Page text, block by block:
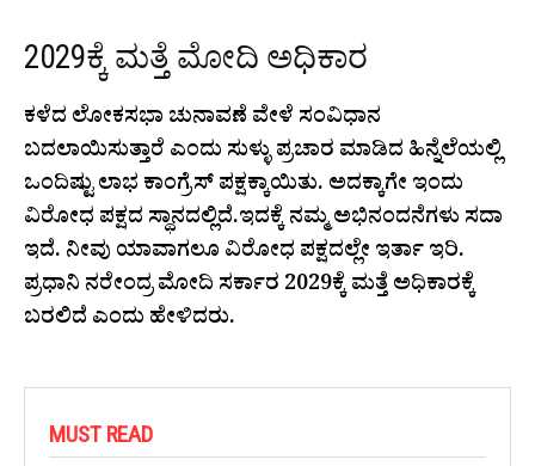
2029ಕ್ಕೆ ಮತ್ತೆ ಮೋದಿ ಅಧಿಕಾರ
ಕಳೆದ ಲೋಕಸಭಾ ಚುನಾವಣೆ ವೇಳೆ ಸಂವಿಧಾನ
ಬದಲಾಯಿಸುತ್ತಾರೆ ಎಂದು ಸುಳ್ಳು ಪ್ರಚಾರ ಮಾಡಿದ ಹಿನ್ನೆಲೆಯಲ್ಲಿ
ಒಂದಿಷ್ಟು ಲಾಭ ಕಾಂಗ್ರೆಸ್ ಪಕ್ಷಕ್ಕಾಯಿತು. ಅದಕ್ಕಾಗೇ ಇಂದು
ವಿರೋಧ ಪಕ್ಷದ ಸ್ಥಾನದಲ್ಲಿದೆ.ಇದಕ್ಕೆ ನಮ್ಮ ಅಭಿನಂದನೆಗಳು ಸದಾ
ಇದೆ‌. ನೀವು ಯಾವಾಗಲೂ ವಿರೋಧ ಪಕ್ಷದಲ್ಲೇ ಇರ್ತಾ ಇರಿ.
ಪ್ರಧಾನಿ ನರೇಂದ್ರ ಮೋದಿ ಸರ್ಕಾರ 2029ಕ್ಕೆ ಮತ್ತೆ ಅಧಿಕಾರಕ್ಕೆ
ಬರಲಿದೆ ಎಂದು ಹೇಳಿದರು.
MUST READ